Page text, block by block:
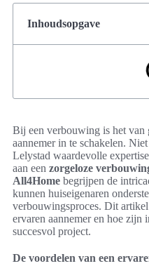
Inhoudsopgave
Bij een verbouwing is het van
aannemer in te schakelen.
Lelystad waardevolle
aan een zorgeloze
All4Home begrijpen de
kunnen huiseigenaren
verbouwingsproces. Dit
ervaren aannemer en hoe zijn
succesvol project.
De voordelen van een